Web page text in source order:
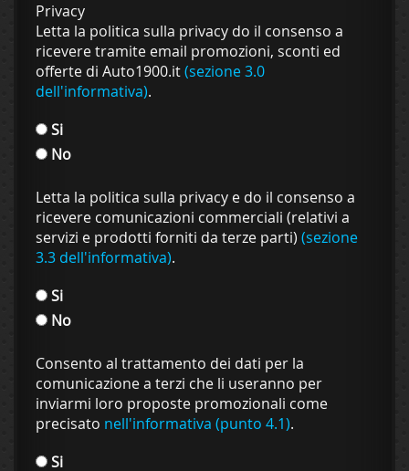
Privacy
Letta la politica sulla privacy do il consenso a
ricevere tramite email promozioni, sconti ed
offerte di Auto1900.it(sezione 3.0
dell'informativa).
Si
No
Letta la politica sulla privacy e do il consenso a
ricevere comunicazioni commerciali (relativi a
servizi e prodotti forniti da terze parti) (sezione
3.3 dell'informativa).
Si
No
Consento al trattamento dei dati per la
comunicazione a terzi che li useranno per
inviarmi loro proposte promozionali come
precisato nell'informativa (punto 4.1).
Si